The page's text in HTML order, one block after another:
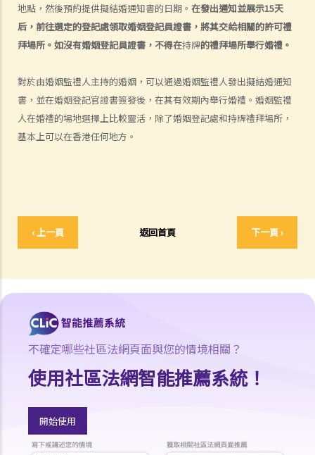
地點，然後預約提供擬結婚通知書的日期。 在發出通知並展示15天
后，前往選定的登記處領取婚姻登記員證書，將其交給相關的許可禮
拜場所。如沒有婚姻登記員證書，不得在持牌的禮拜場所舉行婚禮。
對於由婚姻監禮人主持的婚姻，可以通過婚姻監禮人發出擬結婚通知
書，並在婚姻登記官證書簽發後，在其有效期內舉行婚禮。婚姻監禮
人在婚禮的場地選擇上比較靈活，除了婚姻登記處和持牌禮拜場所，
基本上可以在香港任何地方。
‹ 上一頁 返回首頁 下一頁 ›
1. 如果我在國外和同性結婚，然後又在香港嫁給別人，算不算重婚？
2. 在離婚呈請中，其中一方已被法庭命令為另一方支付附屬濟助。如果
支付方後來發現接受方在結婚時已在內地和其他人合法結婚，支付方是
及(c)請求取消對方獲得附屬濟助的權利？
I. 同居
A. 香港不接納「事實婚姻」
E. 同居伴侶分手
1. 婚前協議和同居協議有甚麼區別？
2. 我的伴侶是香港居民，而我不是香港居民。我們一起生活了一年，但
3. 如果我在與伴侶同居時對其居所或所在社區造成損毀，我是否需要承
擔任何責任？
J. 變性人的婚姻
1. 我在香港合法結婚。如果後來我的配偶變性，我的婚姻還有效嗎？
K. 同性婚姻／公民伙伴關係
2. 同性伴侶需要回到他們結婚的國家才能離婚嗎？他們是否需要向香港
政府更新婚姻狀況為離婚？
不確定哪些社區法網頁面與您的情境相關？
使用社區法網智能推薦系統！
開始使用